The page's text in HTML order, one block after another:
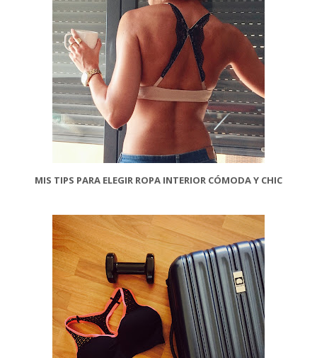
MIS TIPS PARA ELEGIR ROPA INTERIOR CÓMODA Y CHIC